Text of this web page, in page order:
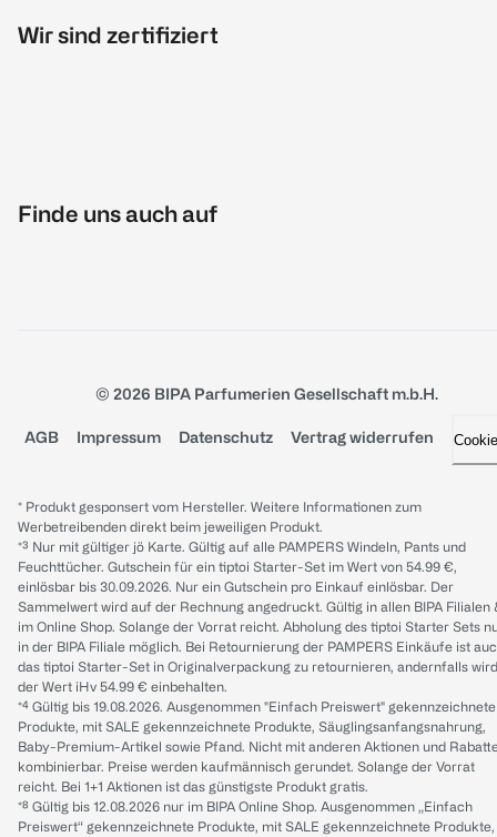
Wir sind zertifiziert
Finde uns auch auf
© 2026 BIPA Parfumerien Gesellschaft m.b.H.
AGB Impressum Datenschutz Vertrag widerrufen
* Produkt gesponsert vom Hersteller. Weitere Informationen zum
Werbetreibenden direkt beim jeweiligen Produkt.
*³ Nur mit gültiger jö Karte. Gültig auf alle PAMPERS Windeln, Pants und
Feuchttücher. Gutschein für ein tiptoi Starter-Set im Wert von 54.99 €,
einlösbar bis 30.09.2026. Nur ein Gutschein pro Einkauf einlösbar. Der
Sammelwert wird auf der Rechnung angedruckt. Gültig in allen BIPA Filialen
im Online Shop. Solange der Vorrat reicht. Abholung des tiptoi Starter Sets
in der BIPA Filiale möglich. Bei Retournierung der PAMPERS Einkäufe ist
das tiptoi Starter-Set in Originalverpackung zu retournieren, andernfalls wird
der Wert iHv 54.99 € einbehalten.
*⁴ Gültig bis 19.08.2026. Ausgenommen "Einfach Preiswert" gekennzeichnete
Produkte, mit SALE gekennzeichnete Produkte, Säuglingsanfangsnahrung,
Baby-Premium-Artikel sowie Pfand. Nicht mit anderen Aktionen und
kombinierbar. Preise werden kaufmännisch gerundet. Solange der Vorrat
reicht. Bei 1+1 Aktionen ist das günstigste Produkt gratis.
*⁸ Gültig bis 12.08.2026 nur im BIPA Online Shop. Ausgenommen „Einfach
Preiswert“ gekennzeichnete Produkte, mit SALE gekennzeichnete Produkte,